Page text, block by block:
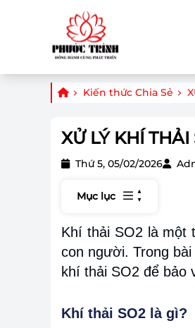
Kiến thức Chia Sẻ
XỬ LÝ KHÍ
Thứ 5, 05/02/2026
Mục lục
Khí thải SO2 là một
con người. Trong bài
khí thải SO2 để bảo
Khí thải SO2 là gì?